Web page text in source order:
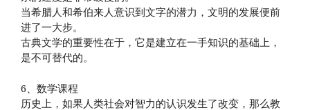
当希腊人和希伯来人意识到文字的潜力，文明的发展便前
进了一大步。
古典文学的重要性在于，它是建立在一手知识的基础上，
是不可替代的。
6、数学课程
历史上，如果人类社会对智力的认识发生了改变，那么教